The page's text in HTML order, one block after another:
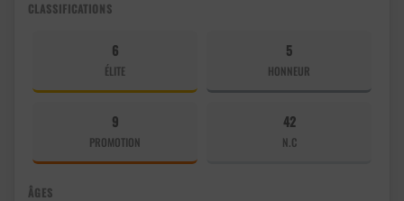
CLASSIFICATIONS
6
ÉLITE
5
HONNEUR
9
PROMOTION
42
N.C
ÂGES